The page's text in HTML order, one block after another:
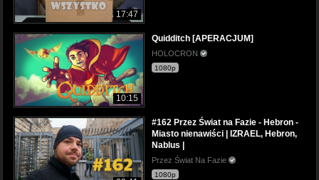
17:47
10:15
Quidditch [APERACJUM]
HOLOCRON
1080p
#162 Przez Świat na Fazie - Hebron -
Miasto nienawiści | IZRAEL, Hebron,
Nablus |
Przez Świat Na Fazie
1080p